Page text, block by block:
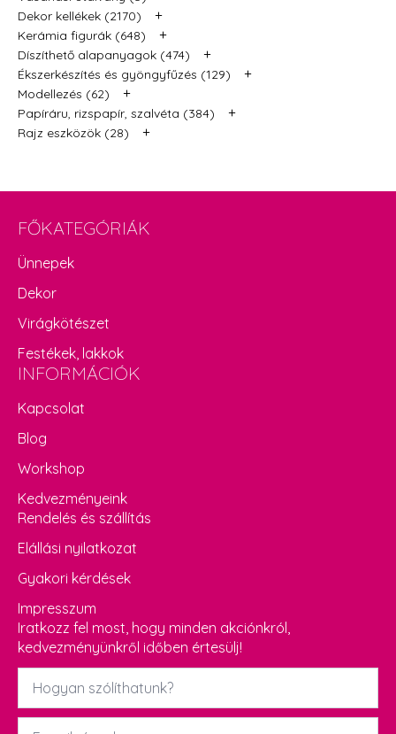
Dekor kellékek (2170)
+
Kerámia figurák (648) +
Díszíthető alapanyagok (474) +
Ékszerkészítés és gyöngyfűzés (129) +
Modellezés (62) +
Papíráru, rizspapír, szalvéta (384) +
Rajz eszközök (28) +
FŐKATEGÓRIÁK
Ünnepek
Dekor
Virágkötészet
Festékek, lakkok
INFORMÁCIÓK
Kapcsolat
Blog
Workshop
Kedvezményeink
Rendelés és szállítás
Elállási nyilatkozat
Gyakori kérdések
Impresszum
Iratkozz fel most, hogy minden akciónkról,
kedvezményünkről időben értesülj!
Név
Email